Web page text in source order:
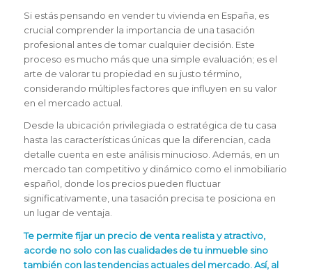
Si estás pensando en vender tu vivienda en España, es
crucial comprender la importancia de una tasación
profesional antes de tomar cualquier decisión. Este
proceso es mucho más que una simple evaluación; es el
arte de valorar tu propiedad en su justo término,
considerando múltiples factores que influyen en su valor
en el mercado actual.
Desde la ubicación privilegiada o estratégica de tu casa
hasta las características únicas que la diferencian, cada
detalle cuenta en este análisis minucioso. Además, en un
mercado tan competitivo y dinámico como el inmobiliario
español, donde los precios pueden fluctuar
significativamente, una tasación precisa te posiciona en
un lugar de ventaja.
Te permite fijar un precio de venta realista y atractivo,
acorde no solo con las cualidades de tu inmueble sino
también con las tendencias actuales del mercado. Así, al